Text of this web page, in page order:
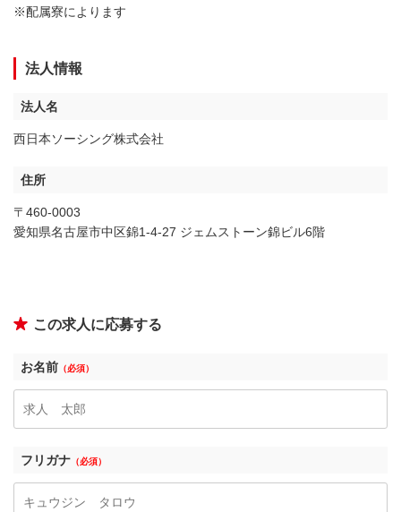
※配属寮によります
法人情報
法人名
西日本ソーシング株式会社
住所
〒460-0003
愛知県名古屋市中区錦1-4-27 ジェムストーン錦ビル6階
この求人に応募する
お名前 （必須）
フリガナ （必須）